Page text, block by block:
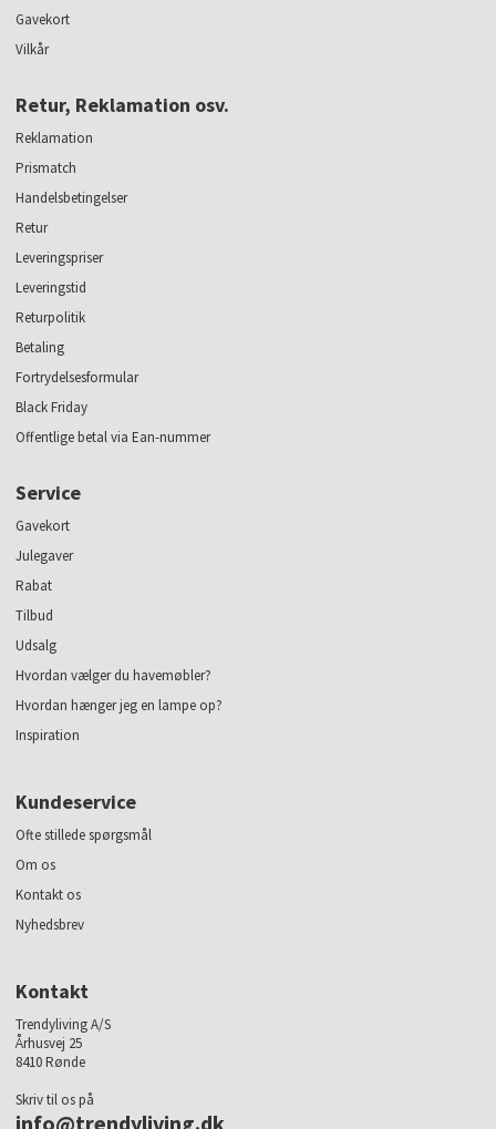
Gavekort
Vilkår
Retur, Reklamation osv.
Reklamation
Prismatch
Handelsbetingelser
Retur
Leveringspriser
Leveringstid
Returpolitik
Betaling
Fortrydelsesformular
Black Friday
Offentlige betal via Ean-nummer
Service
Gavekort
Julegaver
Rabat
Tilbud
Udsalg
Hvordan vælger du havemøbler?
Hvordan hænger jeg en lampe op?
Inspiration
Kundeservice
Ofte stillede spørgsmål
Om os
Kontakt os
Nyhedsbrev
Kontakt
Trendyliving A/S
Århusvej 25
8410 Rønde
Skriv til os på
info@trendyliving.dk